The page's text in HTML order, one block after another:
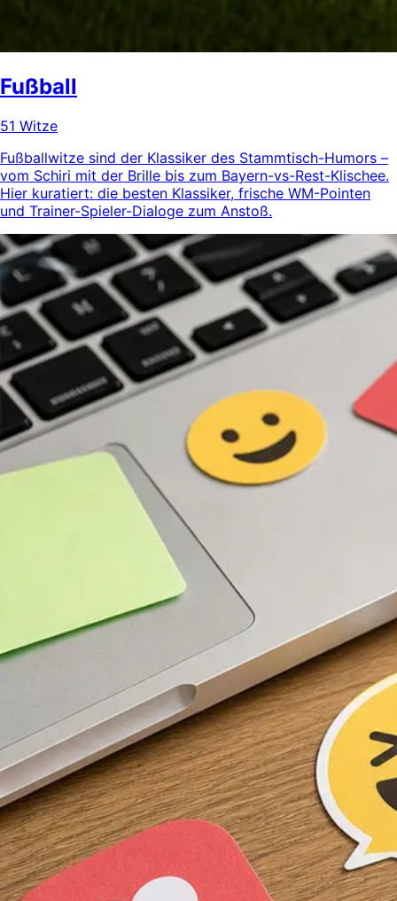
Fußball
51 Witze
Fußballwitze sind der Klassiker des Stammtisch-Humors –
vom Schiri mit der Brille bis zum Bayern-vs-Rest-Klischee.
Hier kuratiert: die besten Klassiker, frische WM-Pointen
und Trainer-Spieler-Dialoge zum Anstoß.